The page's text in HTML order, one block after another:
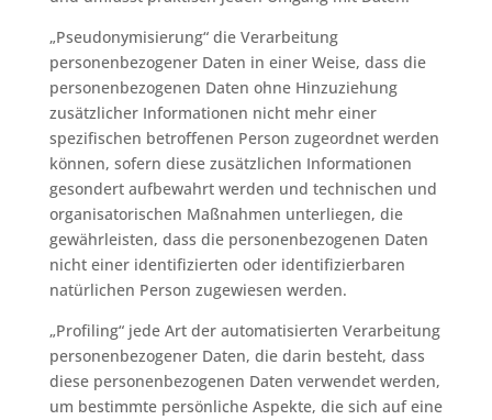
„Pseudonymisierung“ die Verarbeitung
personenbezogener Daten in einer Weise, dass die
personenbezogenen Daten ohne Hinzuziehung
zusätzlicher Informationen nicht mehr einer
spezifischen betroffenen Person zugeordnet werden
können, sofern diese zusätzlichen Informationen
gesondert aufbewahrt werden und technischen und
organisatorischen Maßnahmen unterliegen, die
gewährleisten, dass die personenbezogenen Daten
nicht einer identifizierten oder identifizierbaren
natürlichen Person zugewiesen werden.
„Profiling“ jede Art der automatisierten Verarbeitung
personenbezogener Daten, die darin besteht, dass
diese personenbezogenen Daten verwendet werden,
um bestimmte persönliche Aspekte, die sich auf eine